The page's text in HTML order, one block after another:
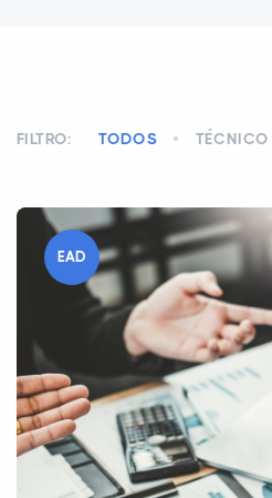
FILTRO: TODOS TÉCNICO
EAD